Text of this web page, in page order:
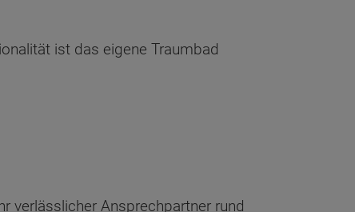
ist das eigene Traumbad
verlässlicher Ansprechpartner rund